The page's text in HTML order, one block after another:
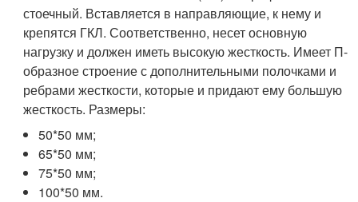
стоечный. Вставляется в направляющие, к нему и
крепятся ГКЛ. Соответственно, несет основную
нагрузку и должен иметь высокую жесткость. Имеет П-
образное строение с дополнительными полочками и
ребрами жесткости, которые и придают ему большую
жесткость. Размеры:
50*50 мм;
65*50 мм;
75*50 мм;
100*50 мм.